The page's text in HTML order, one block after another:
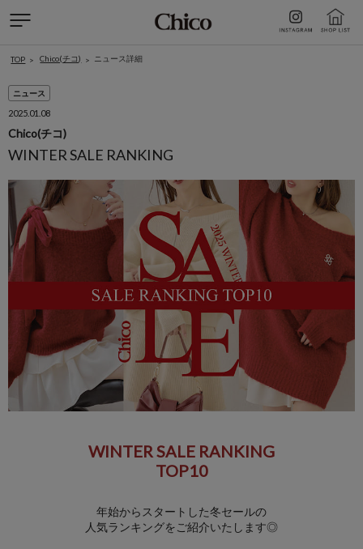
TOP Chico(チコ) ニュース詳細
ニュース
2025.01.08
Chico(チコ)
WINTER SALE RANKING
WINTER SALE RANKING
TOP10
年始からスタートした冬セールの
人気ランキングをご紹介いたします◎